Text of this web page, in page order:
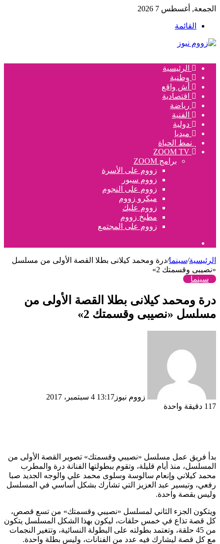
الجمعة, أغسطس 7 2026
القائمة
الرئيسية
وطنية
أش واقع
اقتصادية
رياضة
الفنية
دولية
ميديا
نمط الحياة
برامج ZOOM
زووم على الأسرة
زووم سبور
زووم على النجوم
ميكرو زووم
زووم عليك
مطبخ زووم
زووم على المجتمع
الرئيسية/سينما/درة ومحمد كيلانى بطلا القصة الأولى من مسلسل
«نصيبى وقسمتك 2»
سينما
درة ومحمد كيلانى بطلا القصة الأولى من
مسلسل «نصيبى وقسمتك 2»
زووم نيوز 13:17 4 سبتمبر، 2017
117 دقيقة واحدة
بدأ فريق عمل مسلسل «نصيبي وقسمتك» تصوير القصة الأولى من
المسلسل، منذ أيام قليلة، وتقوم ببطولتها الفنانة درة والمطرب
محمد كيلاني وإنعام سالوسة وسلوى محمد علي والوجه الجديد صبا
رفعي، وتيسير عبد العزيز التي تشارك بشكل أساسي في المسلسل
وليس بقصة واحدة.
ويتكون الجزء الثاني لمسلسل «نصيبي وقسمتك» من تسع قصص،
كل قصة تذاع في خمس حلقات، ليكون بهذا الشكل المسلسل يتكون
من 45 حلقة، وتعتمد بطولته على البطولة النسائية، وتتغير النجمات
مع كل قصة ليشارك فيه عدد من الفنانات، وليس بطلة واحدة.